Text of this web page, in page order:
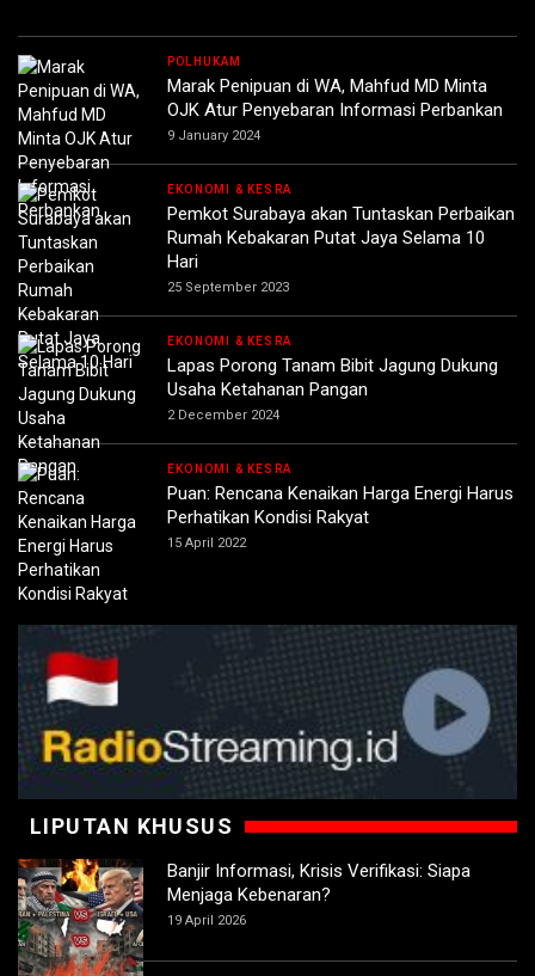
POLHUKAM
Marak Penipuan di WA, Mahfud MD Minta
OJK Atur Penyebaran Informasi Perbankan
9 January 2024
EKONOMI & KESRA
Pemkot Surabaya akan Tuntaskan Perbaikan
Rumah Kebakaran Putat Jaya Selama 10
Hari
25 September 2023
EKONOMI & KESRA
Lapas Porong Tanam Bibit Jagung Dukung
Usaha Ketahanan Pangan
2 December 2024
EKONOMI & KESRA
Puan: Rencana Kenaikan Harga Energi Harus
Perhatikan Kondisi Rakyat
15 April 2022
LIPUTAN KHUSUS
Banjir Informasi, Krisis Verifikasi: Siapa
Menjaga Kebenaran?
19 April 2026